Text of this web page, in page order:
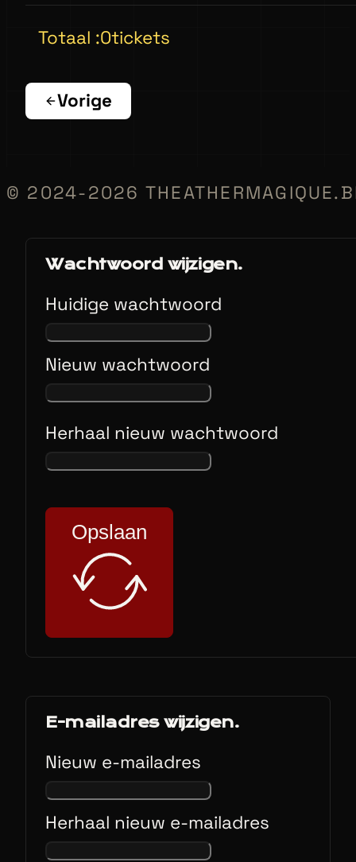
Totaal :0tickets
Vorige
© 2024-2026
Wachtwoord wijzigen.
Huidige wachtwoord
Nieuw wachtwoord
Herhaal nieuw wachtwoord
Opslaan
E-mailadres wijzigen.
Nieuw e-mailadres
Herhaal nieuw e-mailadres